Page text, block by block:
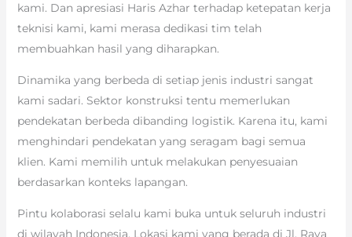
kami. Dan apresiasi Haris Azhar terhadap ketepatan kerja
teknisi kami, kami merasa dedikasi tim telah
membuahkan hasil yang diharapkan.
Dinamika yang berbeda di setiap jenis industri sangat
kami sadari. Sektor konstruksi tentu memerlukan
pendekatan berbeda dibanding logistik. Karena itu, kami
menghindari pendekatan yang seragam bagi semua
klien. Kami memilih untuk melakukan penyesuaian
berdasarkan konteks lapangan.
Pintu kolaborasi selalu kami buka untuk seluruh industri